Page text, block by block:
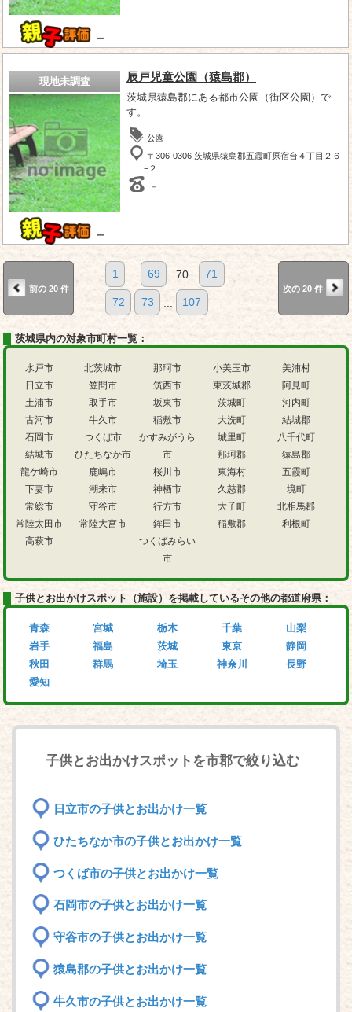
－
現地未調査
－
辰戸児童公園（猿島郡）
茨城県猿島郡にある都市公園（街区公園）で
す。
公園
〒306-0306 茨城県猿島郡五霞町原宿台４丁目２６
−２
－
前の 20 件
1 69 70 71
72 73 ... 107
次の 20 件
茨城県内の対象市町村一覧：
水戸市
日立市
土浦市
古河市
石岡市
結城市
龍ケ崎市
下妻市
常総市
常陸太田市
高萩市
北茨城市
笠間市
取手市
牛久市
つくば市
ひたちなか市
鹿嶋市
潮来市
守谷市
常陸大宮市
那珂市
筑西市
坂東市
稲敷市
かすみがうら
市
桜川市
神栖市
行方市
鉾田市
つくばみらい
市
小美玉市
東茨城郡
茨城町
大洗町
城里町
那珂郡
東海村
久慈郡
大子町
稲敷郡
美浦村
阿見町
河内町
結城郡
八千代町
猿島郡
五霞町
境町
北相馬郡
利根町
子供とお出かけスポット（施設）を掲載しているその他の都道府県：
青森
岩手
秋田
愛知
宮城
福島
群馬
栃木
茨城
埼玉
千葉
東京
神奈川
山梨
静岡
長野
子供とお出かけスポットを市郡で絞り込む
日立市の子供とお出かけ一覧
ひたちなか市の子供とお出かけ一覧
つくば市の子供とお出かけ一覧
石岡市の子供とお出かけ一覧
守谷市の子供とお出かけ一覧
猿島郡の子供とお出かけ一覧
牛久市の子供とお出かけ一覧